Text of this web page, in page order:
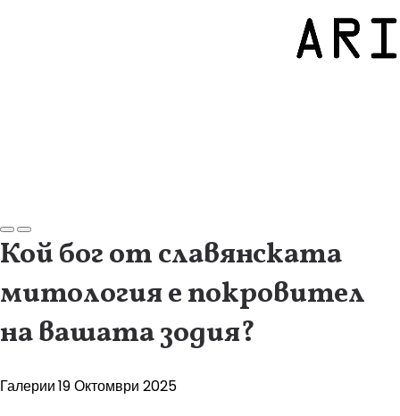
Кой бог от славянската
митология е покровител
на вашата зодия?
Галерии19 Октомври 2025